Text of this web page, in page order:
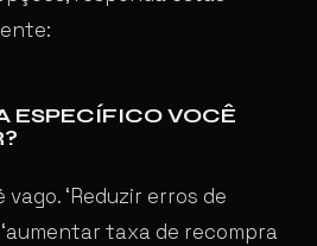
ESPECÍFICO VOCÊ
vago. ‘Reduzir erros de
taxa de recompra